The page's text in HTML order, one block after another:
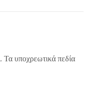
Τα υποχρεωτικά πεδία